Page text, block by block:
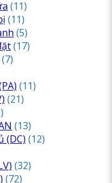
(11)
(11)
(5)
(17)
(7)
(11)
(21)
(13)
(DC) (12)
(32)
(72)